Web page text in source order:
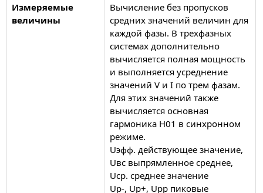
Измеряемые
величины
Вычисление без пропусков
средних значений величин для
каждой фазы. В трехфазных
системах дополнительно
вычисляется полная мощность
и выполняется усреднение
значений V и I по трем фазам.
Для этих значений также
вычисляется основная
гармоника H01 в синхронном
режиме.
Uэфф. действующее значение,
Uвс выпрямленное среднее,
Uср. среднее значение
Up-, Up+, Upp пиковые